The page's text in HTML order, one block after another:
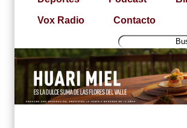
Vox Radio Contacto